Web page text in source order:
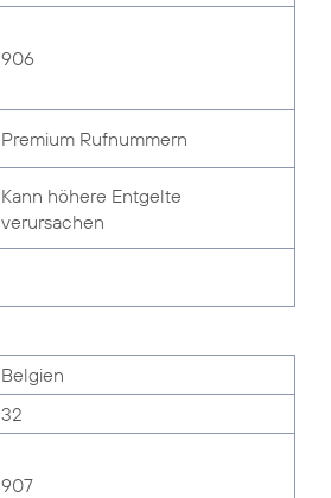
906
Premium Rufnummern
Kann höhere Entgelte
verursachen
Belgien
32
907